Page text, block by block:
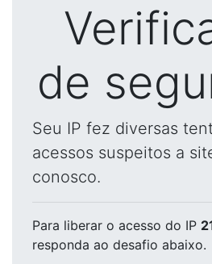
de
Seu IP fez diversas
acessos suspeitos a
conosco.
Para liberar o acesso do IP
responda ao desafio abaixo.